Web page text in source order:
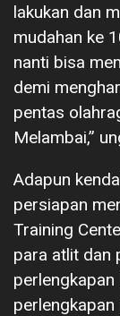
lakukan dan
mudahan ke
nanti bisa
demi
pentas
Melambai,”
Adapun
persiapan
Training
para atlit dan
perlengkapan